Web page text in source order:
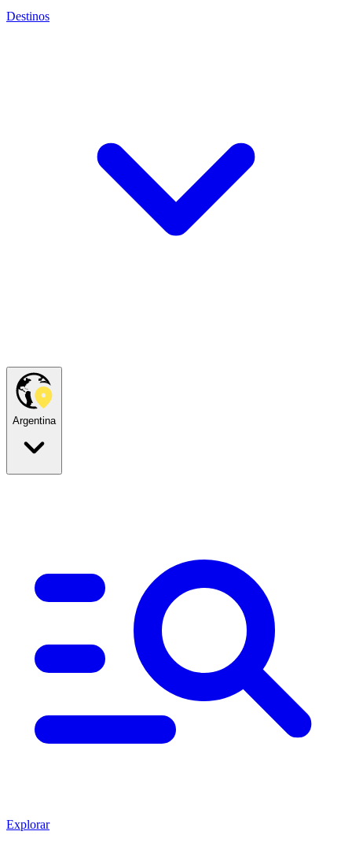
Destinos
Argentina
Explorar